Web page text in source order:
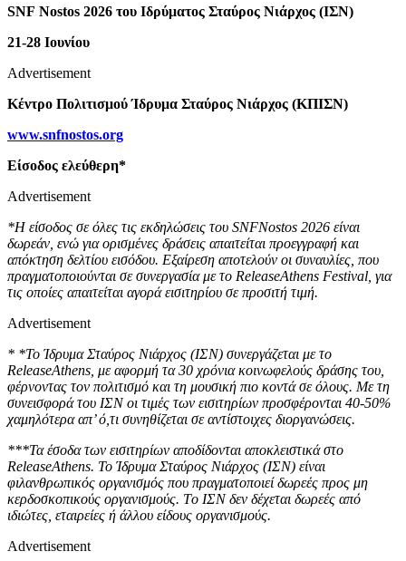
SNF Nostos 2026 του Ιδρύματος Σταύρος Νιάρχος (ΙΣΝ)
21-28 Ιουνίου
Advertisement
Κέντρο Πολιτισμού Ίδρυμα Σταύρος Νιάρχος (ΚΠΙΣΝ)
www.snfnostos.org
Είσοδος ελεύθερη*
Advertisement
*Η είσοδος σε όλες τις εκδηλώσεις του SNFNostos 2026 είναι
δωρεάν, ενώ για ορισμένες δράσεις απαιτείται προεγγραφή και
απόκτηση δελτίου εισόδου. Εξαίρεση αποτελούν οι συναυλίες, που
πραγματοποιούνται σε συνεργασία με το ReleaseAthens Festival, για
τις οποίες απαιτείται αγορά εισιτηρίου σε προσιτή τιμή.
Advertisement
* *Το Ίδρυμα Σταύρος Νιάρχος (ΙΣΝ) συνεργάζεται με το
ReleaseAthens, με αφορμή τα 30 χρόνια κοινωφελούς δράσης του,
φέρνοντας τον πολιτισμό και τη μουσική πιο κοντά σε όλους. Με τη
συνεισφορά του ΙΣΝ οι τιμές των εισιτηρίων προσφέρονται 40-50%
χαμηλότερα απ’ ό,τι συνηθίζεται σε αντίστοιχες διοργανώσεις.
***Τα έσοδα των εισιτηρίων αποδίδονται αποκλειστικά στο
ReleaseAthens. Το Ίδρυμα Σταύρος Νιάρχος (ΙΣΝ) είναι
φιλανθρωπικός οργανισμός που πραγματοποιεί δωρεές προς μη
κερδοσκοπικούς οργανισμούς. Tο ΙΣΝ δεν δέχεται δωρεές από
ιδιώτες, εταιρείες ή άλλου είδους οργανισμούς.
Advertisement